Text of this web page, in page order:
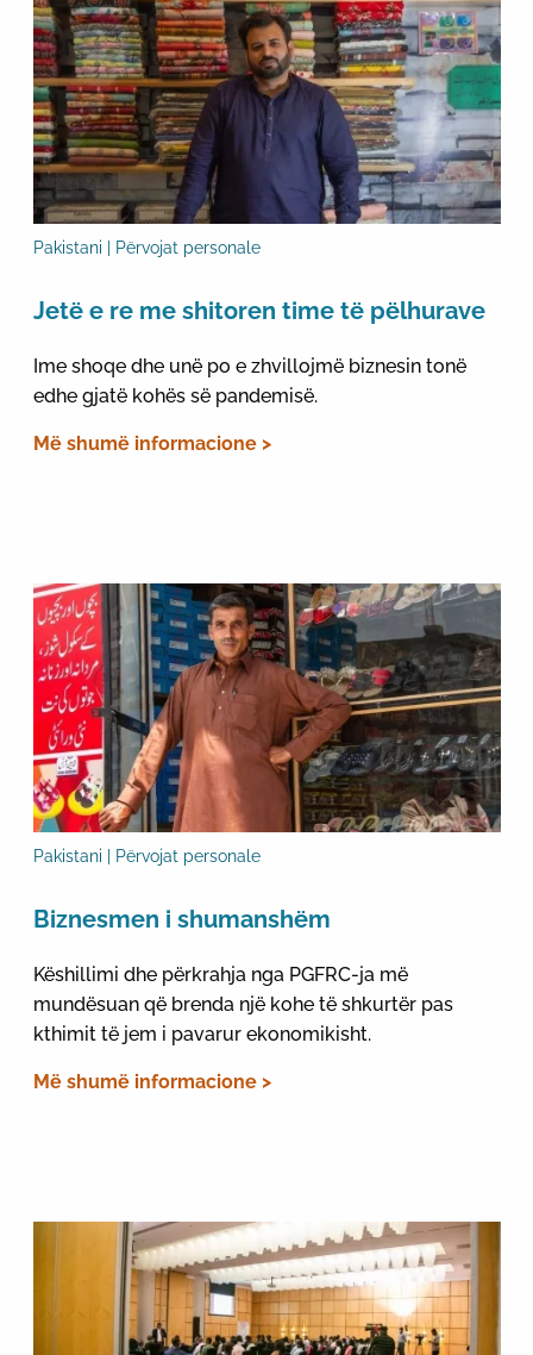
Pakistani | Përvojat personale
Jetë e re me shitoren time të pëlhurave
Ime shoqe dhe unë po e zhvillojmë biznesin tonë
edhe gjatë kohës së pandemisë.
Më shumë informacione >
Pakistani | Përvojat personale
Biznesmen i shumanshëm
Këshillimi dhe përkrahja nga PGFRC-ja më
mundësuan që brenda një kohe të shkurtër pas
kthimit të jem i pavarur ekonomikisht.
Më shumë informacione >